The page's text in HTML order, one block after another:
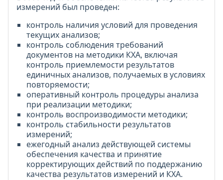
измерений был проведен:
контроль наличия условий для проведения
текущих анализов;
контроль соблюдения требований
документов на методики КХА, включая
контроль приемлемости результатов
единичных анализов, получаемых в условиях
повторяемости;
оперативный контроль процедуры анализа
при реализации методики;
контроль воспроизводимости методики;
контроль стабильности результатов
измерений;
ежегодный анализ действующей системы
обеспечения качества и принятие
корректирующих действий по поддержанию
качества результатов измерений и КХА.